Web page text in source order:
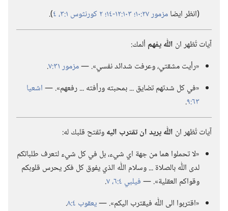
‏(‏انظر ايضامزمور ٢٧:‏١٠؛‏ ‏)‏.‏
آيات تُظهر ان اللّٰه يفهم ألمك:‏
«رأيت مشقتي،‏ وعرفت شدائد نفسي».‏ —‏مزمور ٣١:‏٧
‏.‏
«في كل شدتهم تضايق .‏.‏.‏ بمحبته ورأفته .‏.‏.‏ رفعهم».‏ —‏اشعيا
٦٣:‏٩ ‏.‏
آيات تُظهر ان اللّٰه يريد ان تقترب اليهوتفتح قلبك له:‏
«لا تحملوا هما من جهة اي شيء،‏ بل في كل شيء لتعرف طلباتكم
لدى اللّٰه بالصلاة .‏.‏.‏ وسلام اللّٰه الذي يفوق كل فكر يحرس قلوبكم
وقواكم العقلية».‏ —‏فيلبي ٤:‏٦،‏ ٧
‏.‏
«اقتربوا الى اللّٰه فيقترب اليكم».‏ —‏يعقوب ٤:‏٨
‏.‏